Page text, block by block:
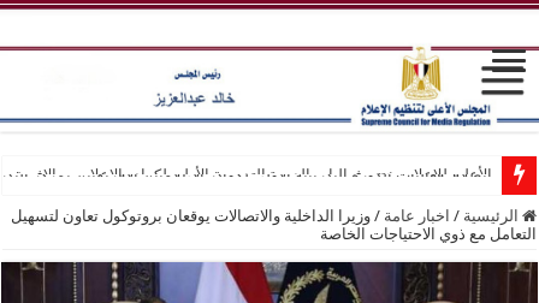
الأعلى للإعلام يختتم فعاليات الدورة التدريبية الأولى لكوادر الإعلاميين
انطلاق فعاليات الدورة التدريبية الأولى لكوادر الإعلاميين الإفريقيين بمركز
الرئيسية / اخبار عامة / وزيرا الداخلية والاتصالات يوقعان بروتوكول تعاون لتسهيل
التعامل مع ذوي الاحتياجات الخاصة